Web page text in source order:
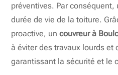
préventives. Par
durée de vie de la toiture.
proactive, uncouvreur à
à éviter des travaux lourds et
garantissant la sécurité et le